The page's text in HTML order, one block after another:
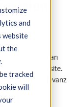
and
website
the
tracked
will
Ihr Interesse an
unserer Website.
und Relevanz
und